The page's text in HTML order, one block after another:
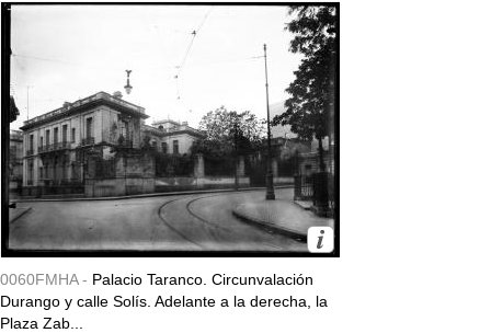
0060FMHA - Palacio Taranco. Circunvalación
Durango y calle Solís. Adelante a la derecha, la
Plaza Zab...